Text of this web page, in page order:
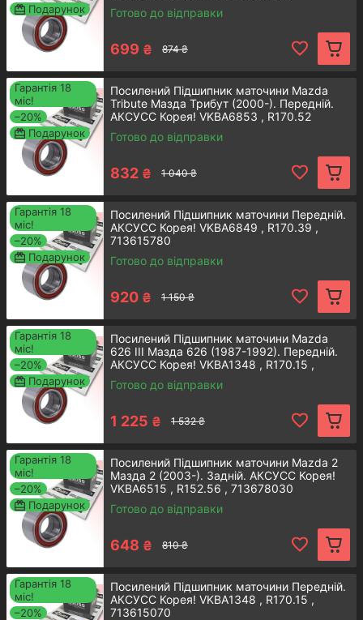
Приступити до вибору
Чому ми? Переваги інтернет-
магазину Acsuss Original
Унiкальний асортимент
У нас ви знайдете деталі для будь-яких марок
авто. Ми пропонуємо запчастини для Хонда,
Мазда, Мерседес та інший популярних машин!
Гарантія якості
Уся продукція, яку ми пропонуємо, є
оригінальною та сертифікованою. На будь-яку
деталь діє річна гарантія.
Оперативнiсть
Ми на зв’язку 7 днів на тиждень. Менеджери
швидко оброблять замовлення та
забезпечують їх оперативне надсилання.
Подарунок
Готово до відправки
699 ₴ 874 ₴
Гарантія 18
міс!
–20%
Подарунок
Посилений Підшипник маточини Mazda
Tribute Мазда Трибут (2000-). Передній.
АКСУСС Корея! VKBA6853 , R170.52
Готово до відправки
832 ₴ 1 040 ₴
Гарантія 18
міс!
–20%
Подарунок
Посилений Підшипник маточини Передній.
АКСУСС Корея! VKBA6849 , R170.39 ,
713615780
Готово до відправки
920 ₴ 1 150 ₴
Гарантія 18
міс!
–20%
Подарунок
Посилений Підшипник маточини Mazda
626 III Мазда 626 (1987-1992). Передній.
АКСУСС Корея! VKBA1348 , R170.15 ,
Готово до відправки
1 225 ₴ 1 532 ₴
Гарантія 18
міс!
–20%
Подарунок
Посилений Підшипник маточини Mazda 2
Мазда 2 (2003-). Задній. АКСУСС Корея!
VKBA6515 , R152.56 , 713678030
Готово до відправки
648 ₴ 810 ₴
Гарантія 18
міс!
–20%
Посилений Підшипник маточини Передній.
АКСУСС Корея! VKBA1348 , R170.15 ,
713615070